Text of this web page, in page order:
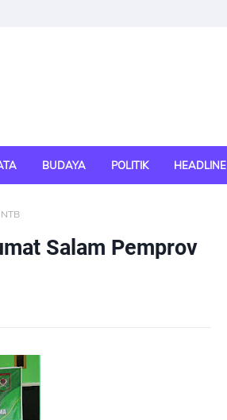
BUDAYA POLITIK HEADLINE
Salam Pemprov